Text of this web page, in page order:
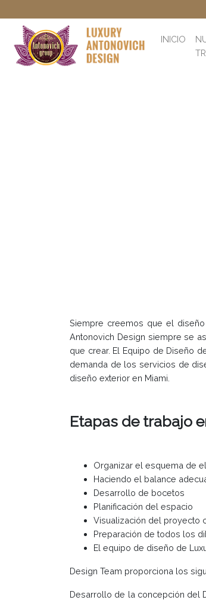
INICIO
Siempre creemos que el
Antonovich Design siempre se
que crear. El Equipo de Diseño
demanda de los servicios de
diseño exterior en Miami.
Etapas de trabajo
Organizar el esquema de
Haciendo el balance
Desarrollo de bocetos
Planificación del espacio
Visualización del proyecto
Preparación de todos los
El equipo de diseño de
Design Team proporciona los
Desarrollo de la concepción del